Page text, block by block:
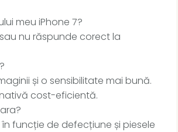
meu iPhone 7?
nu răspunde corect la
și o sensibilitate mai bună.
cost-eficientă.
funcție de defecțiune și piesele